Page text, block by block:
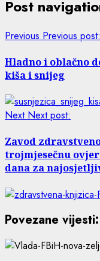
Post
Previous Previous post:
Hladno i oblačno
kiša i snijeg
Next Next post:
Zavod
trojmjesečnu
dana za
Povezane vijesti: